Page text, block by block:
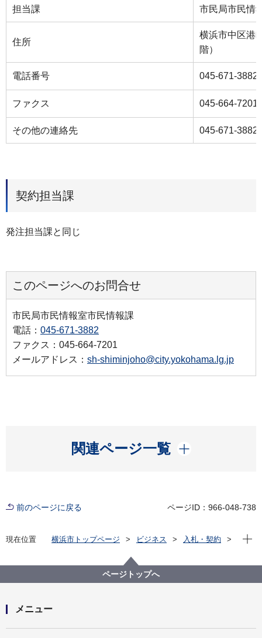
担当課 市民局市民情
住所
横浜市中区港
階）
電話番号 045-671-3882
ファクス 045-664-7201
その他の連絡先 045-671-3882
契約担当課
発注担当課と同じ
このページへのお問合せ
市民局市民情報室市民情報課
電話： 045-671-3882
ファクス：045-664-7201
メールアドレス： sh-shiminjoho@city.yokohama.lg.jp
関連ページ一覧
開く
前のページに戻る ページID：966-048-738
現在位置 横浜市トップページ ビジネス
入札・契約
【入札結果掲載】【公募型指名競争入札】行政文書目
録検索システム システム再構築業務委託
現在
ページトップへ
メニュー